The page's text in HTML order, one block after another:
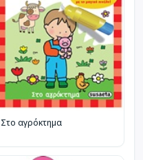
Στο αγρόκτημα